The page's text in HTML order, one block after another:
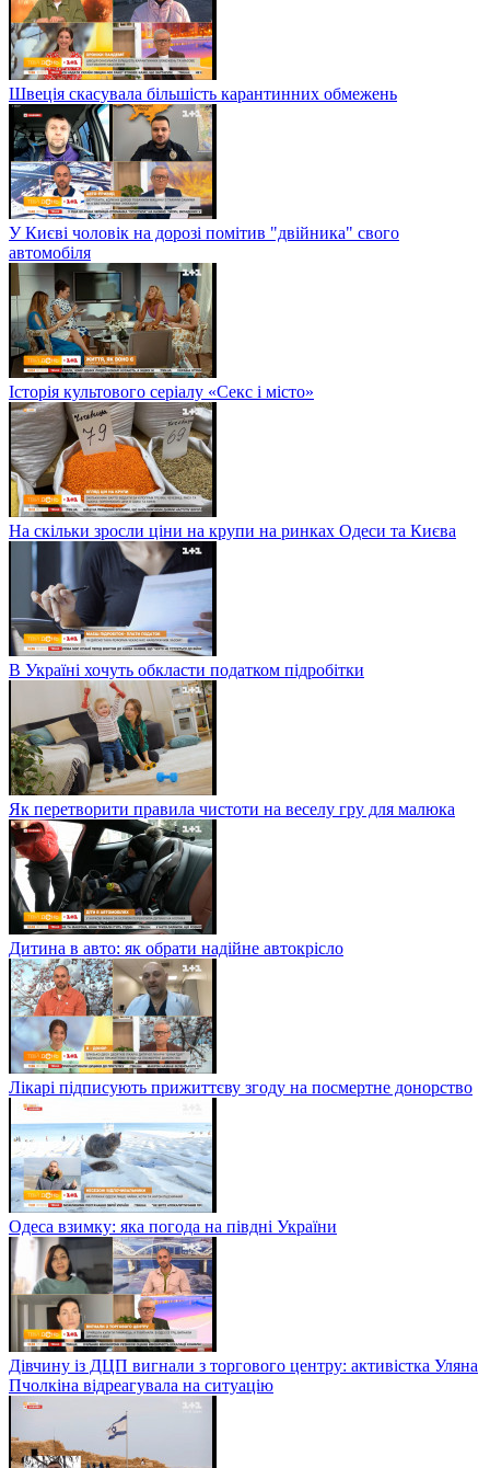
Швеція скасувала більшість карантинних обмежень
У Києві чоловік на дорозі помітив "двійника" свого
автомобіля
Історія культового серіалу «Секс і місто»
На скільки зросли ціни на крупи на ринках Одеси та Києва
В Україні хочуть обкласти податком підробітки
Як перетворити правила чистоти на веселу гру для малюка
Дитина в авто: як обрати надійне автокрісло
Лікарі підписують прижиттєву згоду на посмертне донорство
Одеса взимку: яка погода на півдні України
Дівчину із ДЦП вигнали з торгового центру: активістка Уляна
Пчолкіна відреагувала на ситуацію